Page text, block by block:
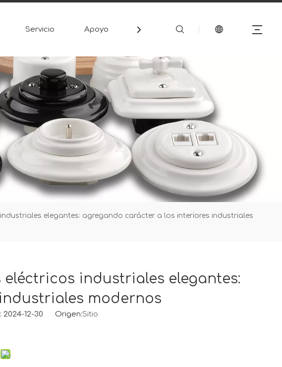
Servicio Apoyo Medios de comunicación
elegantes: agregando carácter a los interiores industriales
industriales elegantes:
modernos
12-30 Origen:Sitio